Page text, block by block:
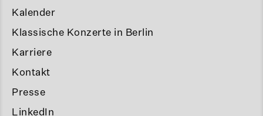
Kalender
Klassische Konzerte in Berlin
Karriere
Kontakt
Presse
LinkedIn